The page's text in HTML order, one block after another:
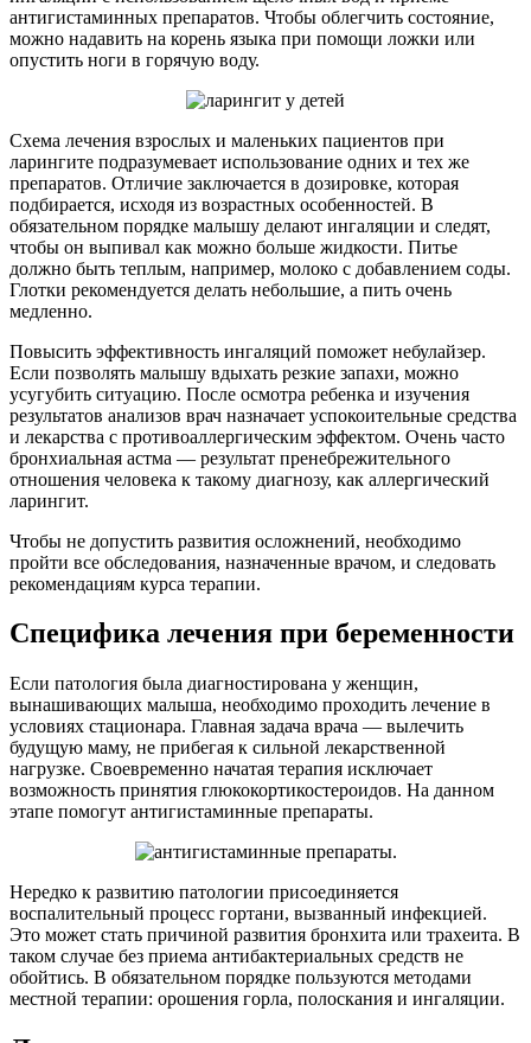
антигистаминных препаратов. Чтобы облегчить состояние,
можно надавить на корень языка при помощи ложки или
опустить ноги в горячую воду.
Схема лечения взрослых и маленьких пациентов при
ларингите подразумевает использование одних и тех же
препаратов. Отличие заключается в дозировке, которая
подбирается, исходя из возрастных особенностей. В
обязательном порядке малышу делают ингаляции и следят,
чтобы он выпивал как можно больше жидкости. Питье
должно быть теплым, например, молоко с добавлением соды.
Глотки рекомендуется делать небольшие, а пить очень
медленно.
Повысить эффективность ингаляций поможет небулайзер.
Если позволять малышу вдыхать резкие запахи, можно
усугубить ситуацию. После осмотра ребенка и изучения
результатов анализов врач назначает успокоительные средства
и лекарства с противоаллергическим эффектом. Очень часто
бронхиальная астма — результат пренебрежительного
отношения человека к такому диагнозу, как аллергический
ларингит.
Чтобы не допустить развития осложнений, необходимо
пройти все обследования, назначенные врачом, и следовать
рекомендациям курса терапии.
Специфика лечения при беременности
Если патология была диагностирована у женщин,
вынашивающих малыша, необходимо проходить лечение в
условиях стационара. Главная задача врача — вылечить
будущую маму, не прибегая к сильной лекарственной
нагрузке. Своевременно начатая терапия исключает
возможность принятия глюкокортикостероидов. На данном
этапе помогут антигистаминные препараты.
Нередко к развитию патологии присоединяется
воспалительный процесс гортани, вызванный инфекцией.
Это может стать причиной развития бронхита или трахеита. В
таком случае без приема антибактериальных средств не
обойтись. В обязательном порядке пользуются методами
местной терапии: орошения горла, полоскания и ингаляции.